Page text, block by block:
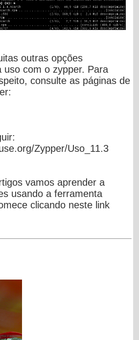
outras opções
uso com o zypper. Para
consulte as páginas de
Zypper/Uso_11.3
vamos aprender a
usando a ferramenta
clicando neste link